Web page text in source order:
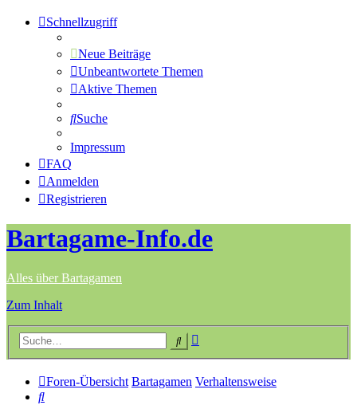
Schnellzugriff
Neue Beiträge
Unbeantwortete Themen
Aktive Themen
Suche
Impressum
FAQ
Anmelden
Registrieren
Bartagame-Info.de
Alles über Bartagamen
Zum Inhalt
Suche
Foren-Übersicht Bartagamen Verhaltensweise
Suche